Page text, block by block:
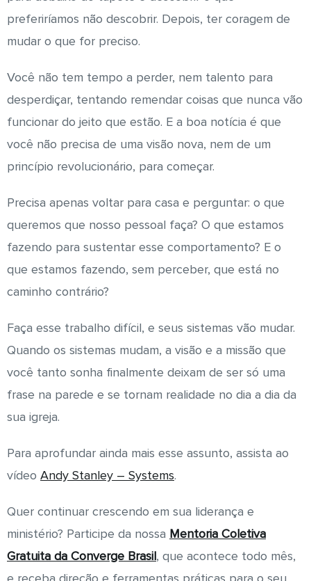
preferiríamos não descobrir. Depois, ter coragem de
mudar o que for preciso.
Você não tem tempo a perder, nem talento para
desperdiçar, tentando remendar coisas que nunca vão
funcionar do jeito que estão. E a boa notícia é que
você não precisa de uma visão nova, nem de um
princípio revolucionário, para começar.
Precisa apenas voltar para casa e perguntar: o que
queremos que nosso pessoal faça? O que estamos
fazendo para sustentar esse comportamento? E o
que estamos fazendo, sem perceber, que está no
caminho contrário?
Faça esse trabalho difícil, e seus sistemas vão mudar.
Quando os sistemas mudam, a visão e a missão que
você tanto sonha finalmente deixam de ser só uma
frase na parede e se tornam realidade no dia a dia da
sua igreja.
Para aprofundar ainda mais esse assunto, assista ao
vídeo Andy Stanley – Systems.
Quer continuar crescendo em sua liderança e
ministério? Participe da nossa Mentoria Coletiva
Gratuita da Converge Brasil, que acontece todo mês,